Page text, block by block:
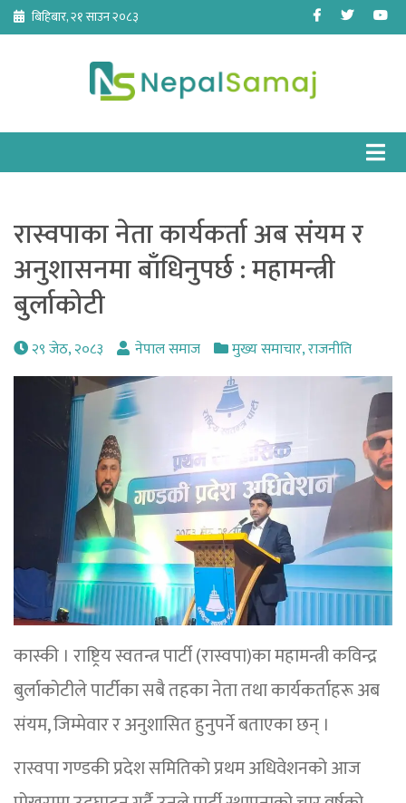
Skip
content
बिहिबार, २१ साउन २०८३ Facebook
Twitter
रास्वपाका नेता कार्यकर्ता अब संयम र
अनुशासनमा बाँधिनुपर्छ : महामन्त्री
बुर्लाकोटी
२९ जेठ, २०८३ नेपाल समाज मुख्य समाचार,राजनीति
कास्की । राष्ट्रिय स्वतन्त्र पार्टी (रास्वपा)का महामन्त्री कविन्द्र
बुर्लाकोटीले पार्टीका सबै तहका नेता तथा कार्यकर्ताहरू अब
संयम, जिम्मेवार र अनुशासित हुनुपर्ने बताएका छन् ।
रास्वपा गण्डकी प्रदेश समितिको प्रथम अधिवेशनको आज